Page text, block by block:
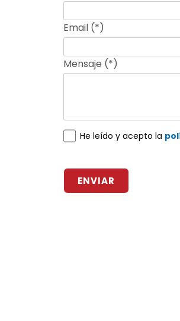
Email (*)
Mensaje (*)
He leído y acepto la
ENVIAR